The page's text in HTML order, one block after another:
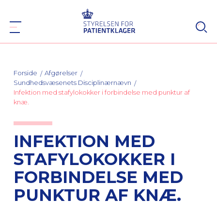
Forside
Afgørelser
Sundhedsvæsenets Disciplinærnævn
Infektion med stafylokokker i forbindelse med punktur af
knæ.
INFEKTION MED
STAFYLOKOKKER I
FORBINDELSE MED
PUNKTUR AF KNÆ.